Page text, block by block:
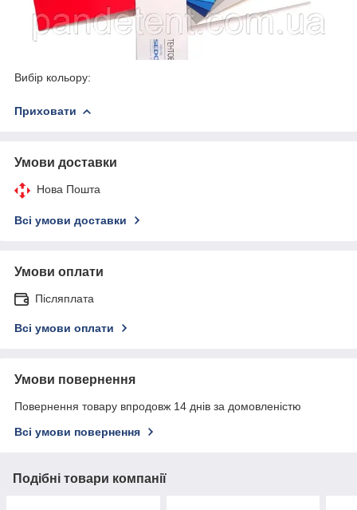
Вибір кольору:
Приховати
Умови доставки
Нова Пошта
Всі умови доставки
Умови оплати
Післяплата
Всі умови оплати
Умови повернення
Повернення товару впродовж 14 днів за домовленістю
Всі умови повернення
Подібні товари компанії